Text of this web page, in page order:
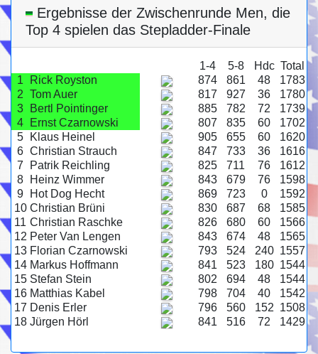
Ergebnisse der Zwischenrunde Men, die
Top 4 spielen das Stepladder-Finale
1-4 5-8 Hdc Total
1
Rick Royston 874 861 48
1783
2 Tom Auer 817 927 36
1780
3
Bertl Pointinger 885 782 72
1739
4
Ernst Czarnowski 807 835 60
1702
5
Klaus Heinel 905 655 60
1620
6 Christian Strauch 847 733 36
1616
7
Patrik Reichling 825 711 76
1612
8
Heinz Wimmer 843 679 76
1598
9
Hot Dog Hecht 869 723 0
1592
10 Christian Brüni 830 687 68
1585
11 Christian Raschke 826 680 60
1566
12 Peter Van Lengen 843 674 48
1565
13 Florian Czarnowski 793 524 240 1557
14 Markus Hoffmann 841 523 180 1544
15 Stefan Stein 802 694 48
1544
16 Matthias Kabel 798 704 40
1542
17 Denis Erler 796 560 152 1508
18 Jürgen Hörl 841 516 72 1429